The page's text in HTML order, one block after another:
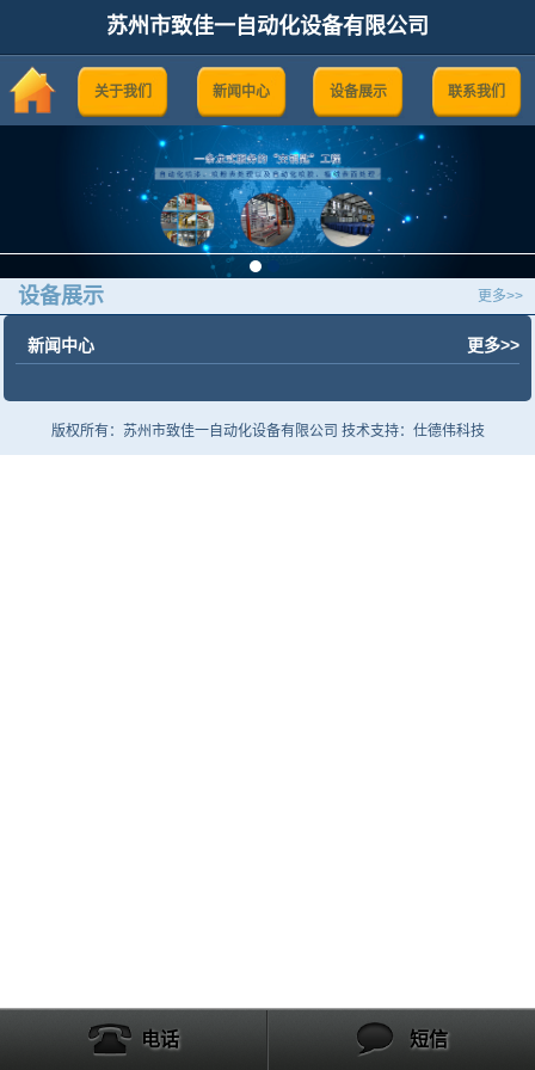
苏州市致佳一自动化设备有限公司
关于我们 新闻中心 设备展示 联系我们
设备展示 更多>>
新闻中心 更多>>
版权所有：苏州市致佳一自动化设备有限公司 技术支持：仕德伟科技
电话 短信